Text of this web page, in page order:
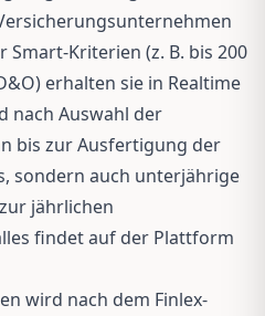
Smart-Kriterien (z. B. bis 200
erhalten sie in Realtime
nach Auswahl der
bis zur Ausfertigung der
sondern auch unterjährige
jährlichen
findet auf der Plattform
wird nach dem Finlex-